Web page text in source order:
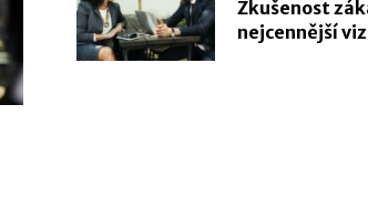
Zkušenost
nejcennější